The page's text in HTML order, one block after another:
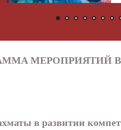
МЕРОПРИЯТИЙ
в развитии